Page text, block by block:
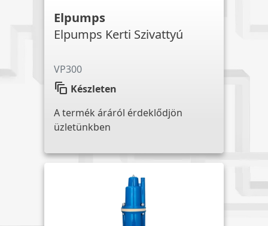
Elpumps
Elpumps Kerti Szivattyú
VP300
auto_awesome_motion Készleten
A termék áráról érdeklődjön
üzletünkben